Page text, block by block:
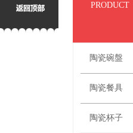
PRODUCT
陶瓷碗盤
陶瓷餐具
陶瓷杯子